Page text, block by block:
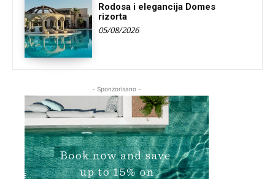
Rodosa i elegancija Domes
rizorta
05/08/2026
- Sponzorisano -